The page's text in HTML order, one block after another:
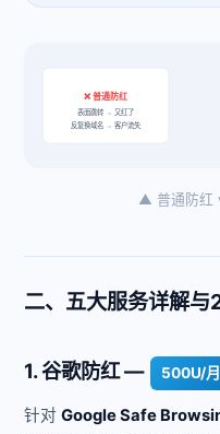
❌ 普通防红
表面跳转 → 又红了
反复换域名 → 客户流失
▲ 普通防红
二、五大服务详解
1. 谷歌防红 — 500U/
针对Google Safe